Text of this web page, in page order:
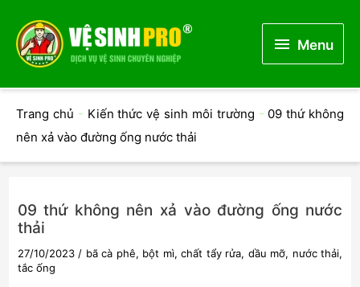
MenuMenu
Trang chủ - Kiến thức vệ sinh môi trường - 09 thứ không
nên xả vào đường ống nước thải
09 thứ không nên xả vào đường ống nước
thải
27/10/2023/ bã cà phê, bột mì,chất tẩy rửa, dầu mỡ, nước thải,
tắc ống